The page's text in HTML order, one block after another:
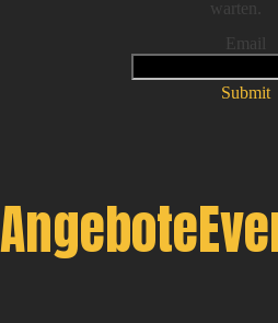
warten.
Email
Submit
Angebote